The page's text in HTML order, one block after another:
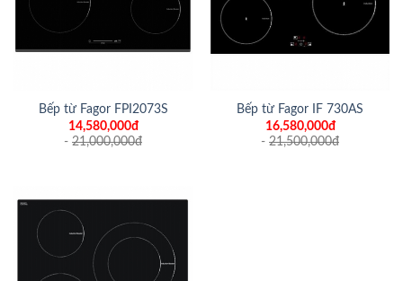
Bếp từ Fagor FPI2073S
14,580,000đ
- 21,000,000đ
Bếp từ Fagor IF 730AS
16,580,000đ
- 21,500,000đ